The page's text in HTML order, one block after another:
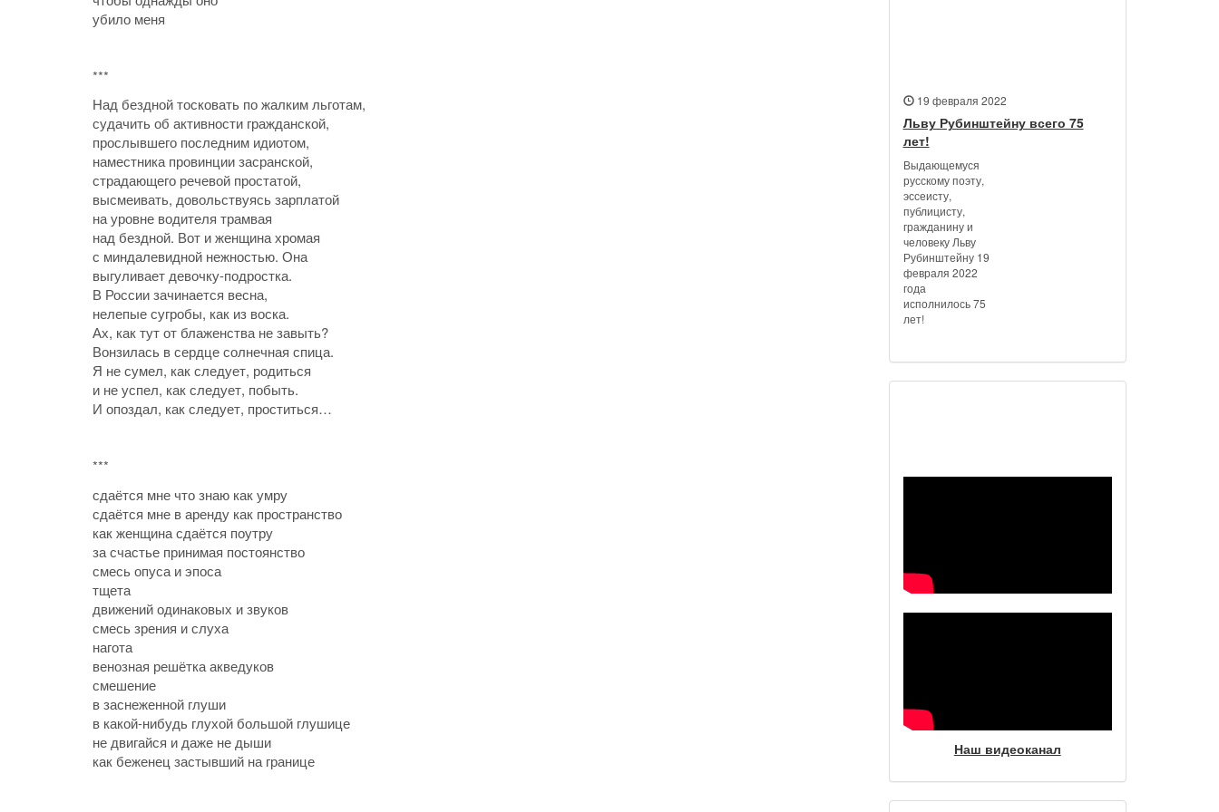
убило меня
***
Над бездной тосковать по жалким льготам,
судачить об активности гражданской,
прослывшего последним идиотом,
наместника провинции засранской,
страдающего речевой простатой,
высмеивать, довольствуясь зарплатой
на уровне водителя трамвая
над бездной. Вот и женщина хромая
с миндалевидной нежностью. Она
выгуливает девочку-подростка.
В России зачинается весна,
нелепые сугробы, как из воска.
Ах, как тут от блаженства не завыть?
Вонзилась в сердце солнечная спица.
Я не сумел, как следует, родиться
и не успел, как следует, побыть.
И опоздал, как следует, проститься…
***
сдаётся мне что знаю как умру
сдаётся мне в аренду как пространство
как женщина сдаётся поутру
за счастье принимая постоянство
смесь опуса и эпоса
тщета
движений одинаковых и звуков
смесь зрения и слуха
нагота
венозная решётка акведуков
смешение
в заснеженной глуши
в какой-нибудь глухой большой глушице
не двигайся и даже не дыши
как беженец застывший на границе
19 февраля 2022
Льву Рубинштейну всего 75
лет!
Выдающемуся
русскому поэту,
эссеисту,
публицисту,
гражданину и
человеку Льву
Рубинштейну 19
февраля 2022
года
исполнилось 75
лет!
Наш видеоканал